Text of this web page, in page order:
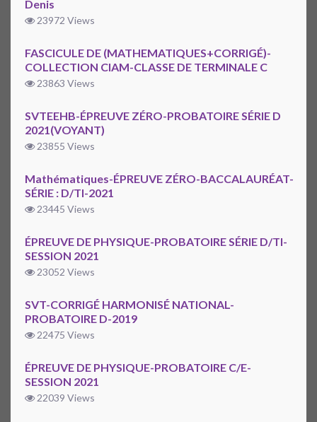
Denis
23972 Views
FASCICULE DE (MATHEMATIQUES+CORRIGÉ)-
COLLECTION CIAM-CLASSE DE TERMINALE C
23863 Views
SVTEEHB-ÉPREUVE ZÉRO-PROBATOIRE SÉRIE D
2021(VOYANT)
23855 Views
Mathématiques-ÉPREUVE ZÉRO-BACCALAURÉAT-
SÉRIE : D/TI-2021
23445 Views
ÉPREUVE DE PHYSIQUE-PROBATOIRE SÉRIE D/TI-
SESSION 2021
23052 Views
SVT-CORRIGÉ HARMONISÉ NATIONAL-
PROBATOIRE D-2019
22475 Views
ÉPREUVE DE PHYSIQUE-PROBATOIRE C/E-
SESSION 2021
22039 Views